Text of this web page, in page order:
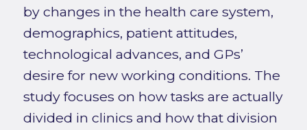
by changes in the health care system,
demographics, patient attitudes,
technological advances, and GPs’
desire for new working conditions. The
study focuses on how tasks are actually
divided in clinics and how that division